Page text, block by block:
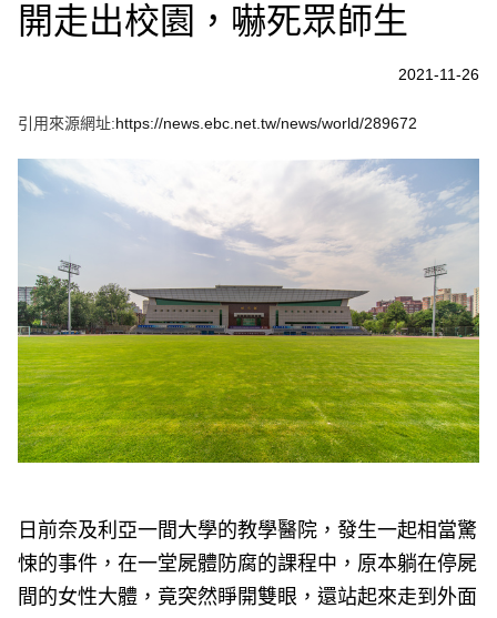
開走出校園，嚇死眾師生
2021-11-26
引用來源網址:https://news.ebc.net.tw/news/world/289672
日前奈及利亞一間大學的教學醫院，發生一起相當驚
悚的事件，在一堂屍體防腐的課程中，原本躺在停屍
間的女性大體，竟突然睜開雙眼，還站起來走到外面